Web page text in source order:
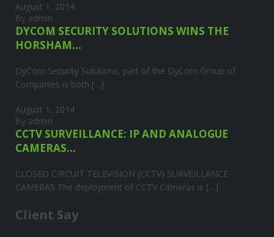
August 1, 2014
By admin
DYCOM SECURITY SOLUTIONS WINS THE
HORSHAM...
DyCom Security Solutions, part of the DyCom Group of
Companies is both […]
August 1, 2014
By admin
CCTV SURVEILLANCE: IP AND ANALOGUE
CAMERAS...
CLOSED CIRCUIT TELEVISION (CCTV) SURVEILLANCE
CAMERAS The deployment of CCTV Cameras is […]
Client Say